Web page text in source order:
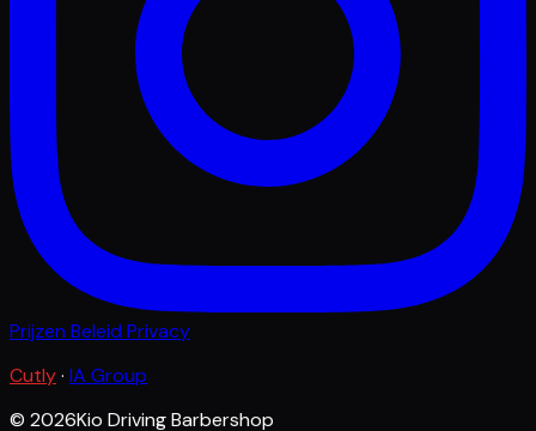
Prijzen Beleid Privacy
Cutly· IA Group
© 2026Kio Driving Barbershop